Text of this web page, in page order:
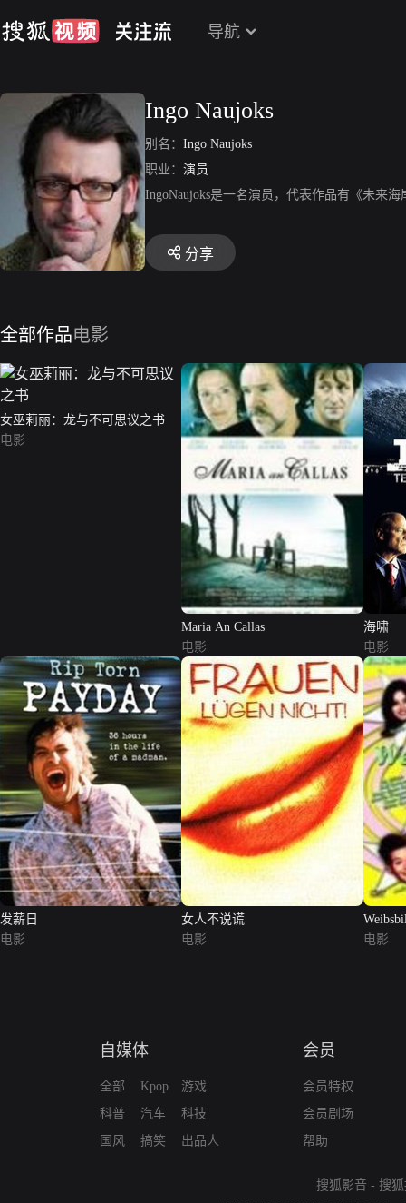
导航
Ingo Naujoks
别名： Ingo Naujoks
职业： 演员
IngoNaujoks是一名演员，代表作品有《未来
分享
全部作品电影
女巫莉丽：龙与不可思议之书
电影
Maria An Callas
电影
海啸
电影
发薪日
电影
女人不说谎
电影
电影
自媒体
全部
科普
国风
Kpop
汽车
搞笑
游戏
科技
出品人
会员
会员特权
会员剧场
帮助
搜狐影音 - 搜